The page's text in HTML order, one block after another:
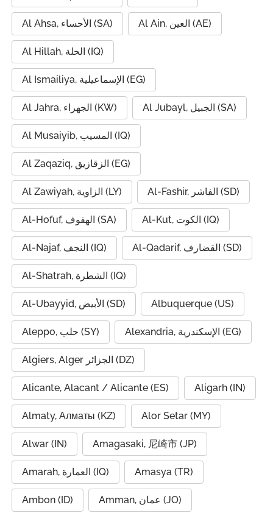
Al Ahsa, الأحساء (SA) Al Ain, العين (AE)
Al Hillah, الحلة (IQ)
Al Ismailiya, الإسماعيلية (EG)
Al Jahra, الجهراء (KW) Al Jubayl, الجبيل (SA)
Al Musaiyib, المسيب (IQ)
Al Zaqaziq, الزقازيق (EG)
Al Zawiyah, الزاوية (LY) Al-Fashir, الفاشر (SD)
Al-Hofuf, الهفوف (SA) Al-Kut, الكوت (IQ)
Al-Najaf, النجف (IQ) Al-Qadarif, القضارف (SD)
Al-Shatrah, الشطرة (IQ)
Al-Ubayyid, الأبيض (SD) Albuquerque (US)
Aleppo, حلب (SY) Alexandria, الإسكندرية (EG)
Algiers, Alger الجزائر (DZ)
Alicante, Alacant / Alicante (ES) Aligarh (IN)
Almaty, Алматы (KZ) Alor Setar (MY)
Alwar (IN) Amagasaki, 尼崎市 (JP)
Amarah, العمارة (IQ) Amasya (TR)
Ambon (ID) Amman, عمان (JO)